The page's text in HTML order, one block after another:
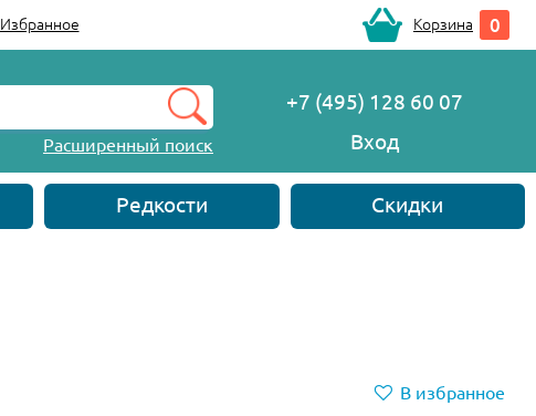
Избранное Корзина 0
Расширенный поиск
+7 (495) 128 60 07
Вход
Редкости Скидки
В избранное